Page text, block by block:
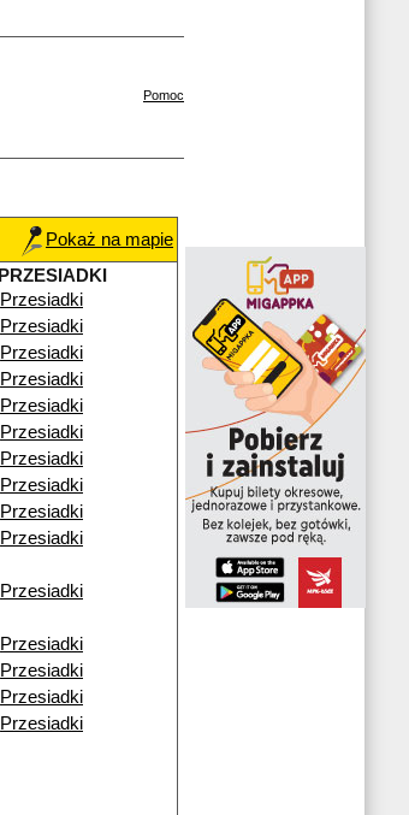
Pomoc
Pokaż na mapie
PRZESIADKI
Przesiadki
Przesiadki
Przesiadki
Przesiadki
Przesiadki
Przesiadki
Przesiadki
Przesiadki
Przesiadki
Przesiadki
Przesiadki
Przesiadki
Przesiadki
Przesiadki
Przesiadki